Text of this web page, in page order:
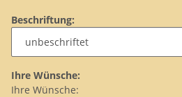
Beschriftung:
Ihre Wünsche:
Ihre Wünsche: